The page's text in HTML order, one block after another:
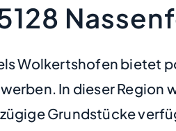
Wolkertshofen
In dieser
Grundstücke